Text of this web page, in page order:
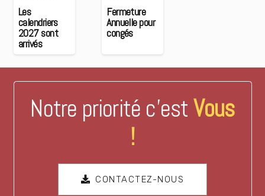
Les
calendriers
2027 sont
arrivés
Fermeture
Annuelle pour
congés
Notre priorité c’estVous
!
CONTACTEZ-NOUS